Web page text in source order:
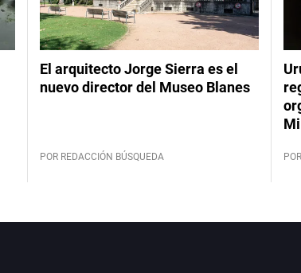
El arquitecto Jorge Sierra es el
nuevo director del Museo Blanes
POR REDACCIÓN BÚSQUEDA